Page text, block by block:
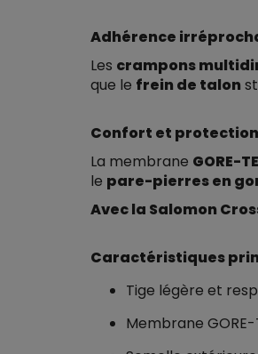
Adhérence
Les crampons
que le frein de talon
Confort et
La membrane GORE-
le pare-pierres en
Avec la Salomon
Caractéristiques
Tige légère et
Membrane